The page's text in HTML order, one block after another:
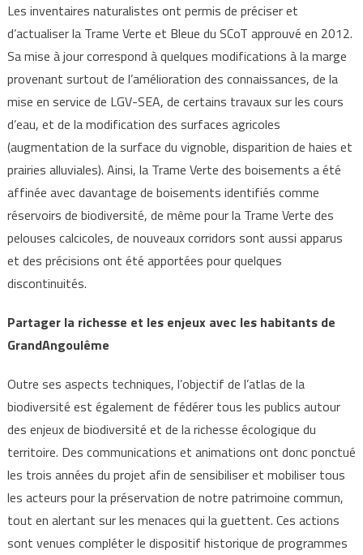
Les inventaires naturalistes ont permis de préciser et
d’actualiser la Trame Verte et Bleue du SCoT approuvé en 2012.
Sa mise à jour correspond à quelques modifications à la marge
provenant surtout de l’amélioration des connaissances, de la
mise en service de LGV-SEA, de certains travaux sur les cours
d’eau, et de la modification des surfaces agricoles
(augmentation de la surface du vignoble, disparition de haies et
prairies alluviales). Ainsi, la Trame Verte des boisements a été
affinée avec davantage de boisements identifiés comme
réservoirs de biodiversité, de même pour la Trame Verte des
pelouses calcicoles, de nouveaux corridors sont aussi apparus
et des précisions ont été apportées pour quelques
discontinuités.
Partager la richesse et les enjeux avec les habitants de
GrandAngoulême
Outre ses aspects techniques, l’objectif de l’atlas de la
biodiversité est également de fédérer tous les publics autour
des enjeux de biodiversité et de la richesse écologique du
territoire. Des communications et animations ont donc ponctué
les trois années du projet afin de sensibiliser et mobiliser tous
les acteurs pour la préservation de notre patrimoine commun,
tout en alertant sur les menaces qui la guettent. Ces actions
sont venues compléter le dispositif historique de programmes